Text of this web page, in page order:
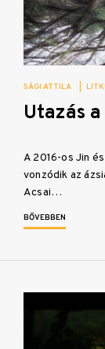
SÁGI ATTILA
Utazás
A 2016-os Jin
vonzódik az
Acsai…
BŐVEBBEN